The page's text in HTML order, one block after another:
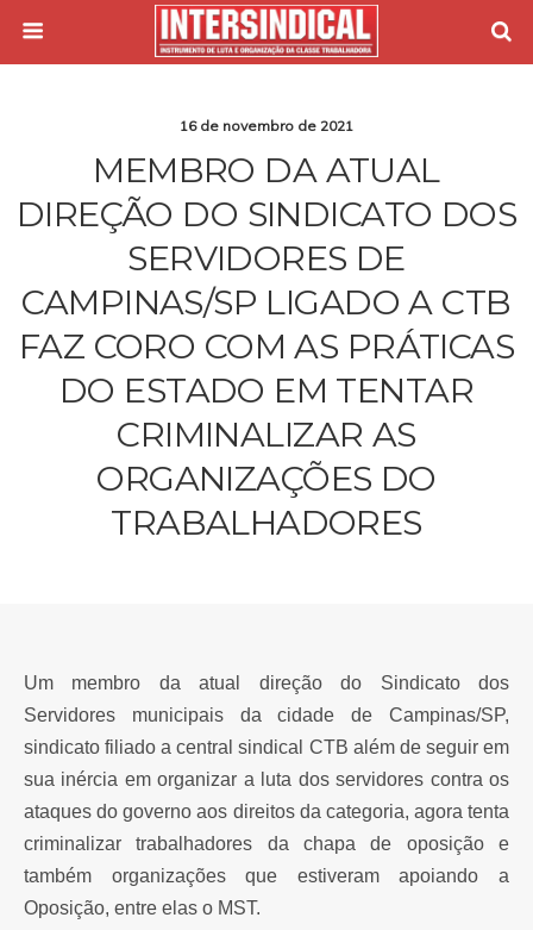
16 de novembro de 2021
MEMBRO DA ATUAL
DIREÇÃO DO SINDICATO DOS
SERVIDORES DE
CAMPINAS/SP LIGADO A CTB
FAZ CORO COM AS PRÁTICAS
DO ESTADO EM TENTAR
CRIMINALIZAR AS
ORGANIZAÇÕES DO
TRABALHADORES
Um membro da atual direção do Sindicato dos
Servidores municipais da cidade de Campinas/SP,
sindicato filiado a central sindical CTB além de seguir em
sua inércia em organizar a luta dos servidores contra os
ataques do governo aos direitos da categoria, agora tenta
criminalizar trabalhadores da chapa de oposição e
também organizações que estiveram apoiando a
Oposição, entre elas o MST.